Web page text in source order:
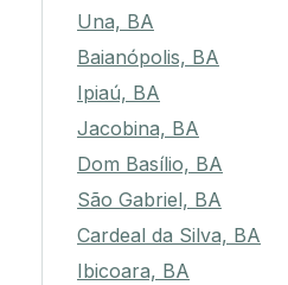
Una, BA
Baianópolis, BA
Ipiaú, BA
Jacobina, BA
Dom Basílio, BA
São Gabriel, BA
Cardeal da Silva, BA
Ibicoara, BA